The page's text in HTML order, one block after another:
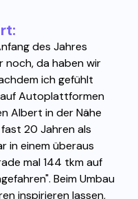
des Jahres
noch, da haben wir
ich gefühlt
Autoplattformen
Albert in der Nähe
20 Jahren als
in einem überaus
mal 144 tkm auf
Beim Umbau
inspirieren lassen,